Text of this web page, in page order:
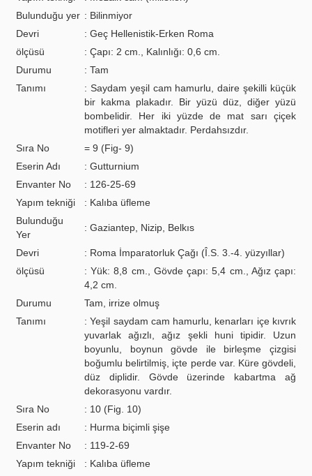
Bulunduğu yer : Bilinmiyor
Devri
: Geç Hellenistik-Erken Roma
ölçüsü
: Çapı: 2 cm., Kalınlığı: 0,6 cm.
Durumu
: Tam
Tanımı
: Saydam yeşil cam hamurlu, daire şekilli küçük
bir kakma plakadır. Bir yüzü düz, diğer yüzü
bombelidir. Her iki yüzde de mat sarı çiçek
motifleri yer almaktadır. Perdahsızdır.
Sıra No
= 9 (Fig- 9)
Eserin Adı
: Gutturnium
Envanter No
: 126-25-69
Yapım tekniği
: Kalıba üfleme
Bulunduğu
Yer
: Gaziantep, Nizip, Belkıs
Devri
: Roma İmparatorluk Çağı (Î.S. 3.-4. yüzyıllar)
ölçüsü
: Yük: 8,8 cm., Gövde çapı: 5,4 cm., Ağız çapı:
4,2 cm.
Durumu
Tam, irrize olmuş
Tanımı
: Yeşil saydam cam hamurlu, kenarları içe kıvrık
yuvarlak ağızlı, ağız şekli huni tipidir. Uzun
boyunlu, boynun gövde ile birleşme çizgisi
boğumlu belirtilmiş, içte perde var. Küre gövdeli,
düz diplidir. Gövde üzerinde kabartma ağ
dekorasyonu vardır.
Sıra No
: 10 (Fig. 10)
Eserin adı
: Hurma biçimli şişe
Envanter No
: 119-2-69
Yapım tekniği
: Kalıba üfleme